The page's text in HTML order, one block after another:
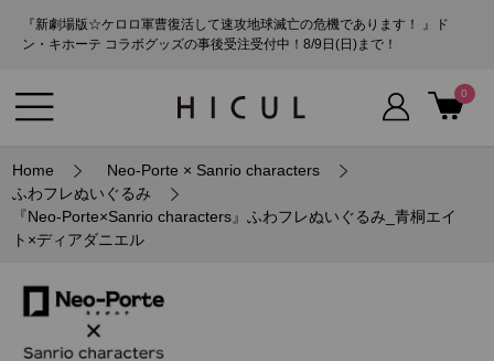
『新劇場版☆ケロロ軍曹復活して速攻地球滅亡の危機であります！ 』ド
ン・キホーテ コラボグッズの事後受注受付中！8/9日(日)まで！
0
Home
Neo-Porte × Sanrio characters
ふわフレぬいぐるみ
『Neo-Porte×Sanrio characters』ふわフレぬいぐるみ_青桐エイ
ト×ディアダニエル